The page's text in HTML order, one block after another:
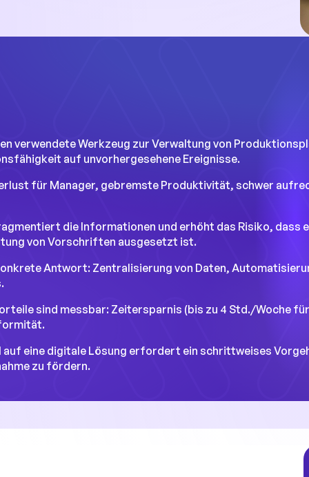
verwendete Werkzeug zur Verwaltung von
auf unvorhergesehene Ereignisse.
für Manager, gebremste Produktivität, schwer
die Informationen und erhöht das Risiko,
von Vorschriften ausgesetzt ist.
Antwort: Zentralisierung von Daten,
sind messbar: Zeitersparnis (bis zu 4 Std./Woche
eine digitale Lösung erfordert ein schrittweises
zu fördern.